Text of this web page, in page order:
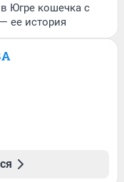
Югре кошечка с
ее история